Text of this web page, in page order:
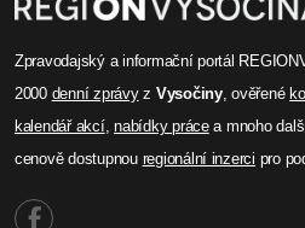
Zpravodajský a informační portál
2000 denní zprávyz Vysočiny, ověřené
kalendář akcí,nabídky prácea mnoho
cenově dostupnou regionální inzerci pro